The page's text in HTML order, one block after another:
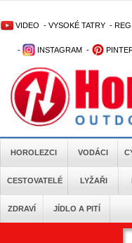
VIDEO - VYSOKÉ TATRY -
- INSTAGRAM -
HOROLEZCI VODÁCI
CESTOVATELÉ LYŽAŘI
ZDRAVÍ JÍDLO A PITÍ